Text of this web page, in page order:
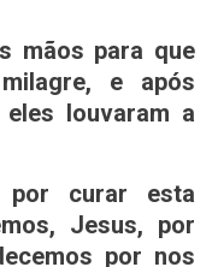
mãos para que
e após
louvaram a
por curar esta
Jesus, por
por nos